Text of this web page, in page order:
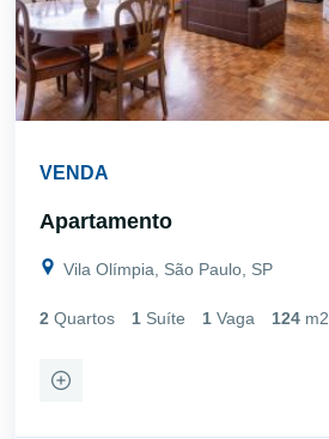
VENDA
Apartamento
Vila Olímpia, São Paulo, SP
2 Quartos 1 Suíte 1 Vaga 124 m2